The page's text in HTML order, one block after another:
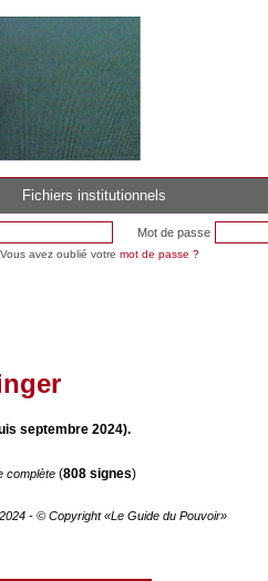
Fichiers institutionnels
Mot de passe
Vous avez oublié votre mot de passe ?
septembre 2024).
complète (808 signes)
- © Copyright «Le Guide du Pouvoir»